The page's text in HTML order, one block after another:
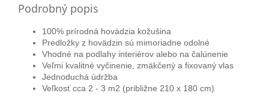
Podrobný popis
100% prírodná hovädzia kožušina
Predložky z hovädzin sú mimoriadne odolné
Vhodné na podlahy interiérov alebo na čalúnenie
Veľmi kvalitné vyčinenie, zmäkčený a fixovaný vlas
Jednoduchá údržba
Veľkosť cca 2 - 3 m2 (približne 210 x 180 cm)